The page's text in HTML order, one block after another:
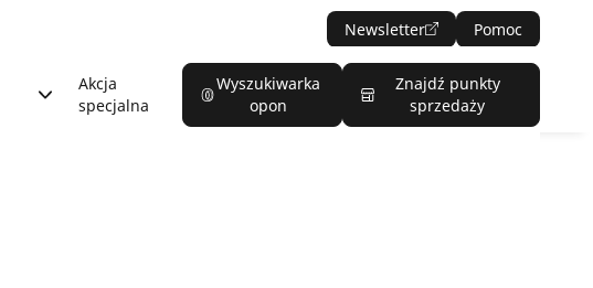
Newsletter Pomoc
Akcja
specjalna
Wyszukiwarka
opon
Znajdź punkty
sprzedaży